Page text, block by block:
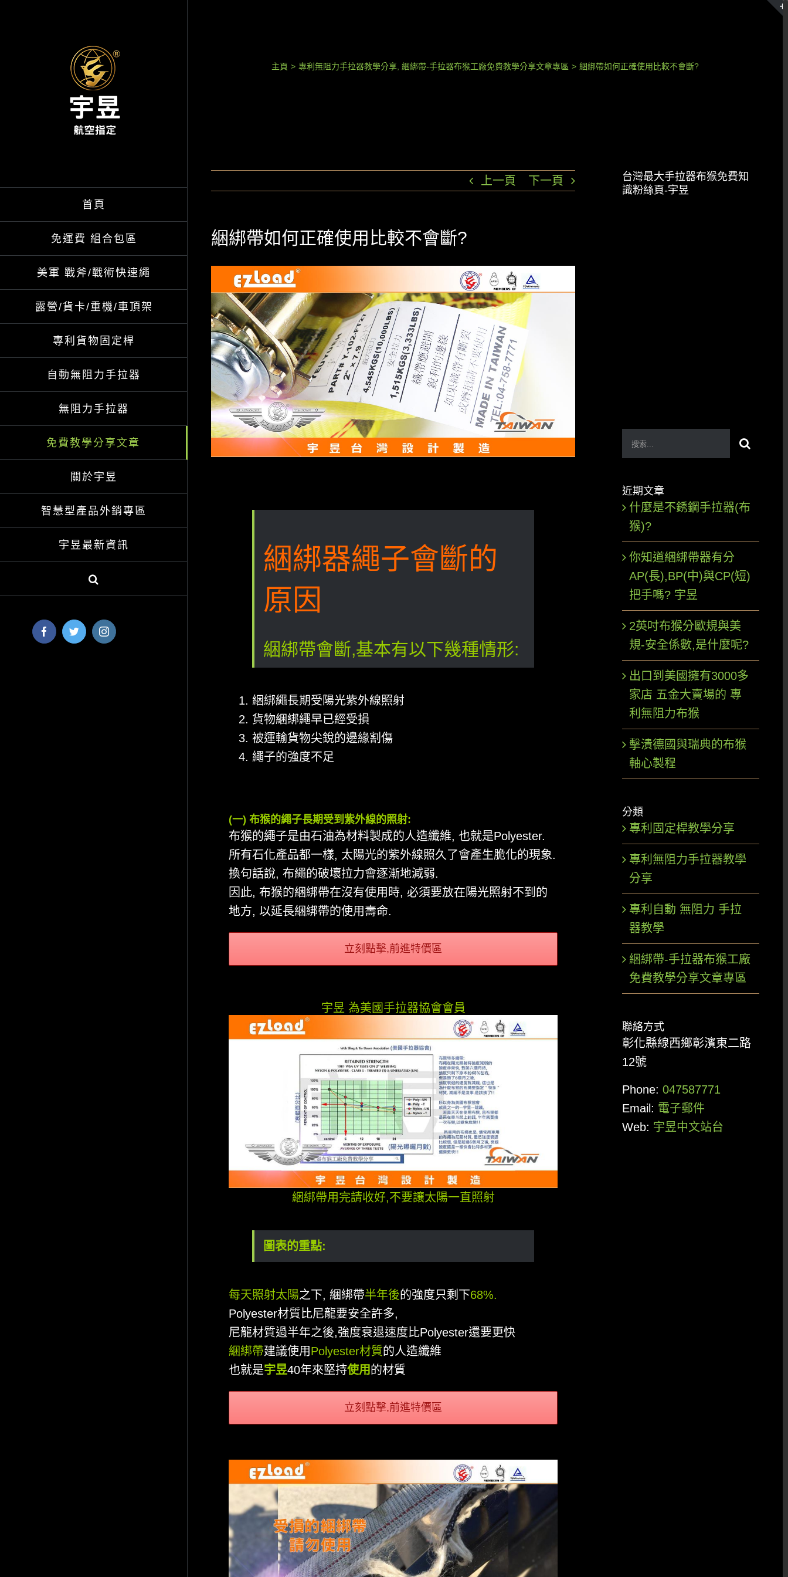
首頁
免運費 組合包區
美軍 戰斧/戰術快速繩
露營/貨卡/重機/車頂架
專利貨物固定桿
自動無阻力手拉器
無阻力手拉器
免費教學分享文章
關於宇昱
智慧型產品外銷專區
宇昱最新資訊
FacebookTwitterInstagram
主頁 > 專利無阻力手拉器教學分享 綑綁帶-手拉器布猴工廠免費教學分享文章專區 > 綑綁帶如何正確使用比較不會斷?
上一頁 下一頁
綑綁帶如何正確使用比較不會斷?
View
Larger
Image
綑綁器繩子會斷的
原因
綑綁帶會斷,基本有以下幾種情形:
綑綁繩長期受陽光紫外線照射
貨物綑綁繩早已經受損
被運輸貨物尖銳的邊緣割傷
繩子的強度不足
(一) 布猴的繩子長期受到紫外線的照射:
布猴的繩子是由石油為材料製成的人造纖維, 也就是Polyester.
所有石化產品都一樣, 太陽光的紫外線照久了會產生脆化的現象.
換句話說, 布繩的破壞拉力會逐漸地減弱.
因此, 布猴的綑綁帶在沒有使用時, 必須要放在陽光照射不到的
地方, 以延長綑綁帶的使用壽命.
立刻點擊,前進特價區
宇昱 為美國手拉器協會會員
綑綁帶用完請收好,不要讓太陽一直照射
圖表的重點:
每天照射太陽之下, 綑綁帶半年後的強度只剩下68%.
Polyester材質比尼龍要安全許多,
尼龍材質過半年之後,強度衰退速度比Polyester還要更快
綑綁帶建議使用Polyester材質的人造纖維
也就是宇昱40年來堅持使用的材質
立刻點擊,前進特價區
台灣最大手拉器布猴免費知
識粉絲頁-宇昱
搜
索
果：
近期文章
什麼是不銹鋼手拉器(布
猴)?
你知道綑綁帶器有分
AP(長),BP(中)與CP(短)
把手嗎? 宇昱
2英吋布猴分歐規與美
規-安全係數,是什麼呢?
出口到美國擁有3000多
家店 五金大賣場的 專
利無阻力布猴
擊潰德國與瑞典的布猴
軸心製程
分類
專利固定桿教學分享
專利無阻力手拉器教學
分享
專利自動 無阻力 手拉
器教學
綑綁帶-手拉器布猴工廠
免費教學分享文章專區
聯絡方式
彰化縣線西鄉彰濱東二路
12號
Phone:047587771
Email: 電子郵件
Web: 宇昱中文站台